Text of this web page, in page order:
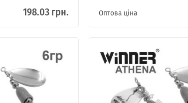
198.03 грн.
Оптова ціна